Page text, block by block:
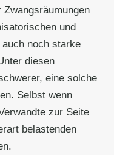
und
noch starke
diesen
eine solche
Selbst wenn
zur Seite
belastenden